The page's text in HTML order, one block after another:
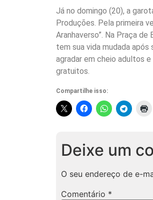
Já no domingo (20), a
Produções. Pela primeira
Aranhaverso”. Na Praça
tem sua vida mudada após
agradar em cheio adultos
gratuitos.
Compartilhe isso:
Deixe um
O seu endereço de e-
Comentário *